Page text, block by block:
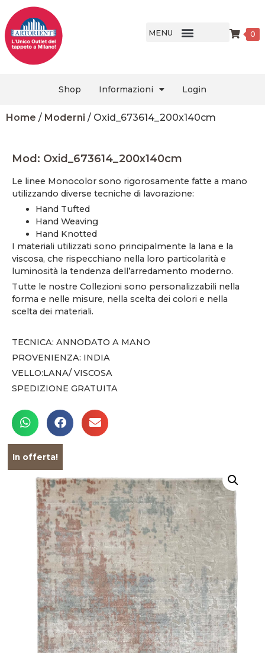
MENU 0
Shop Informazioni Login
Home / Moderni / Oxid_673614_200x140cm
Mod: Oxid_673614_200x140cm
Le linee Monocolor sono rigorosamente fatte a mano
utilizzando diverse tecniche di lavorazione:
Hand Tufted
Hand Weaving
Hand Knotted
I materiali utilizzati sono principalmente la lana e la
viscosa, che rispecchiano nella loro particolarità e
luminosità la tendenza dell’arredamento moderno.
Tutte le nostre Collezioni sono personalizzabili nella
forma e nelle misure, nella scelta dei colori e nella
scelta dei materiali.
TECNICA: ANNODATO A MANO
PROVENIENZA: INDIA
VELLO:LANA/ VISCOSA
SPEDIZIONE GRATUITA
In offerta!